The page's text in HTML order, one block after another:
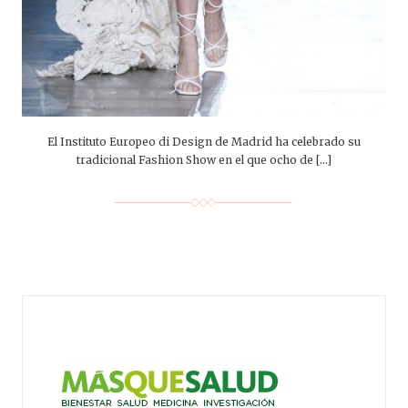
El Instituto Europeo di Design de Madrid ha celebrado su
tradicional Fashion Show en el que ocho de […]